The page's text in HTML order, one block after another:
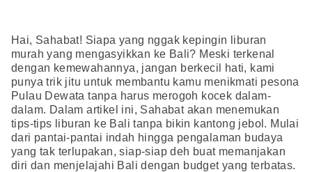
Hai, Sahabat! Siapa yang nggak kepingin liburan
murah yang mengasyikkan ke Bali? Meski terkenal
dengan kemewahannya, jangan berkecil hati, kami
punya trik jitu untuk membantu kamu menikmati pesona
Pulau Dewata tanpa harus merogoh kocek dalam-
dalam. Dalam artikel ini, Sahabat akan menemukan
tips-tips liburan ke Bali tanpa bikin kantong jebol. Mulai
dari pantai-pantai indah hingga pengalaman budaya
yang tak terlupakan, siap-siap deh buat memanjakan
diri dan menjelajahi Bali dengan budget yang terbatas.